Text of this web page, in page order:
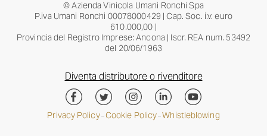
© Azienda Vinicola Umani Ronchi Spa
P.iva Umani Ronchi 00078000429 | Cap. Soc. i.v. euro
610.000,00 |
Provincia del Registro Imprese: Ancona | Iscr. REA num. 53492
del 20/06/1963
Diventa distributore o rivenditore
Privacy Policy–Cookie Policy–Whistleblowing